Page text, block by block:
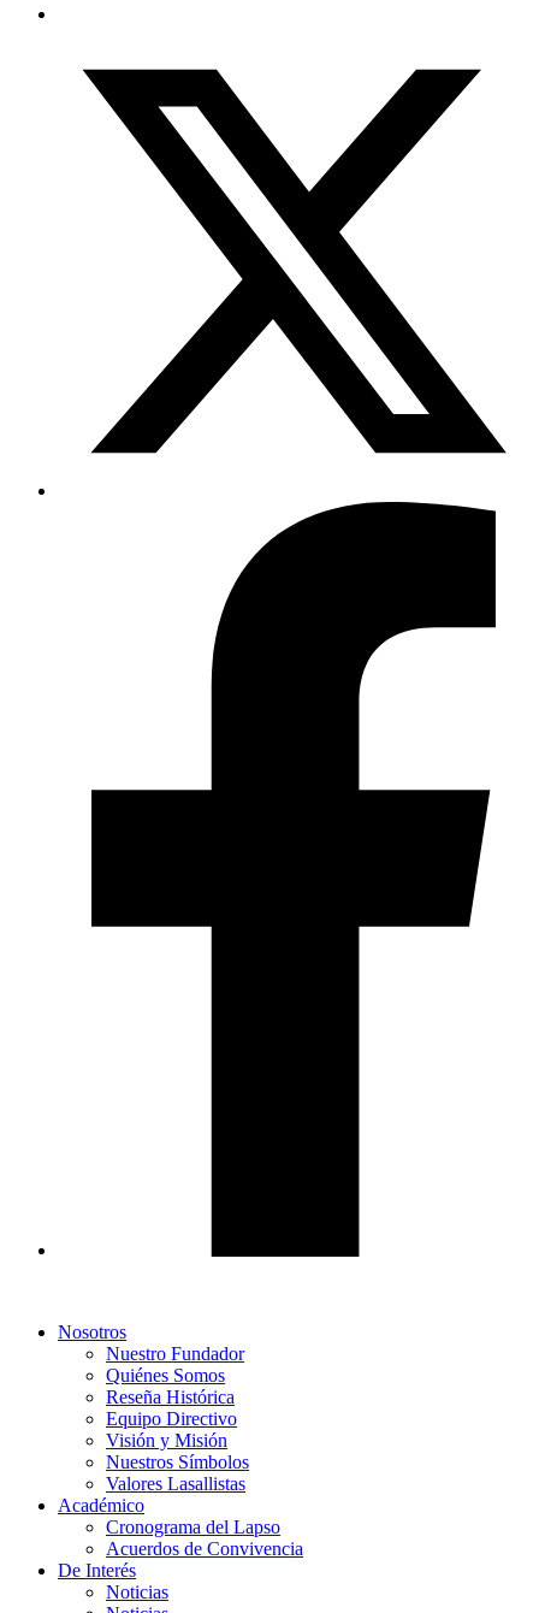
Nosotros
Nuestro Fundador
Quiénes Somos
Reseña Histórica
Equipo Directivo
Visión y Misión
Nuestros Símbolos
Valores Lasallistas
Académico
Cronograma del Lapso
Acuerdos de Convivencia
De Interés
Noticias